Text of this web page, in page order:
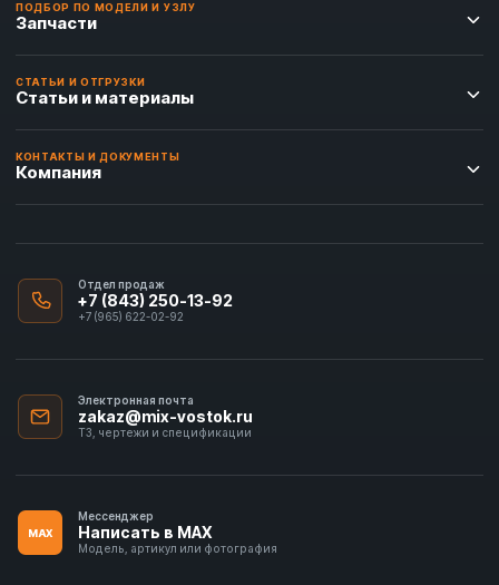
ПОДБОР ПО МОДЕЛИ И УЗЛУ
Запчасти
СТАТЬИ И ОТГРУЗКИ
Статьи и материалы
КОНТАКТЫ И ДОКУМЕНТЫ
Компания
Отдел продаж
+7 (843) 250-13-92
+7 (965) 622-02-92
Электронная почта
zakaz@mix-vostok.ru
ТЗ, чертежи и спецификации
MAX
Мессенджер
Написать в MAX
Модель, артикул или фотография